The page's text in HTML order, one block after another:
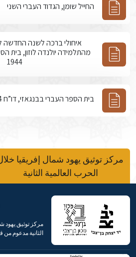
החייל שומן, הגדוד העברי השני
איחולי ברכה לשנה החדשה
מהתלמידה יולנדה לוזון, בית
1944
בית הספר העברי בבנגאזי, דו”ח 1944
مركز توثيق يهود شمال إفريقيا
الحرب العالمية الثانية
مركز توثيق يهود
الثانية مدعوم من